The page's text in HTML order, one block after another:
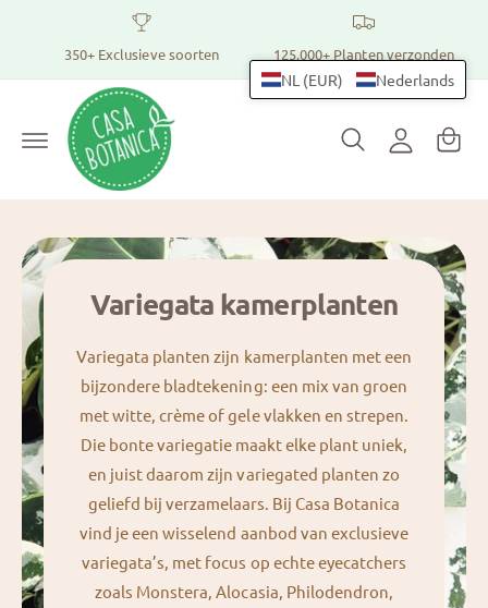
NL (EUR) Nederlands
c
t
e
350+ Exclusieve soorten 125.000+ Planten verzonden
n
l
o
g
n
a
n
m
n
e
Variegata kamerplanten
Variegata planten zijn kamerplanten met een
bijzondere bladtekening: een mix van groen
met witte, crème of gele vlakken en strepen.
Die bonte variegatie maakt elke plant uniek,
en juist daarom zijn variegated planten zo
geliefd bij verzamelaars. Bij Casa Botanica
vind je een wisselend aanbod van exclusieve
variegata’s, met focus op echte eyecatchers
zoals Monstera, Alocasia, Philodendron,